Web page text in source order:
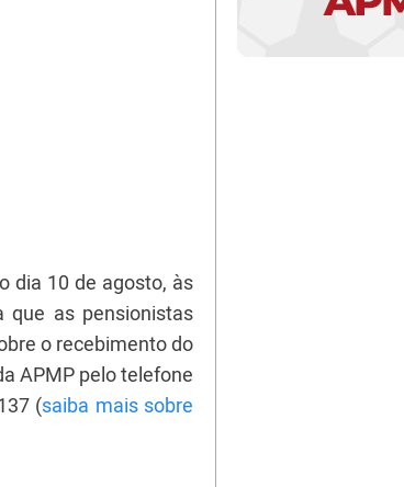
dia 10 de agosto, às
que as pensionistas
o recebimento do
APMP pelo telefone
(saiba mais sobre